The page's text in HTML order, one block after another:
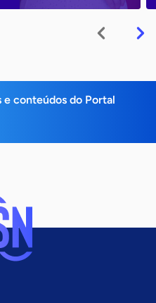
conteúdos do Portal